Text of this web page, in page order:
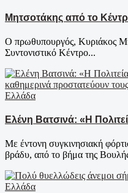
Μητσοτάκης από το
Ο πρωθυπουργός, Κυριάκος
Συντονιστικό Κέντρο...
Ελλάδα
Ελένη Βατσινά: «Η
Με έντονη συγκινησιακή
βράδυ, από το βήμα της
Ελλάδα